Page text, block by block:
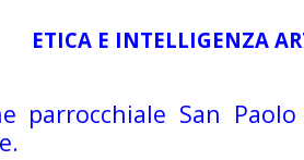
ETICA E INTELLIGENZA
parrocchiale San